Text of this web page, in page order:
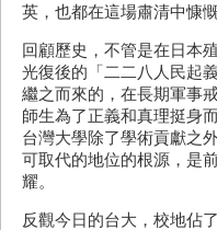
英，也都在這場肅清中慷
回顧歷史，不管是在日本
光復後的「二二八人民起
繼之而來的，在長期軍事
師生為了正義和真理挺身
台灣大學除了學術貢獻之
可取代的地位的根源，是
耀。
反觀今日的台大，校地佔